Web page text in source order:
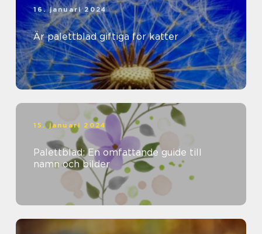
16. januari 2024
Är palettblad giftiga för katter
15. januari 2024
Palettblad: En omfattande guide till
namn och bilder